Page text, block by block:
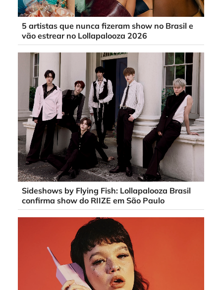
5 artistas que nunca fizeram show no Brasil e
vão estrear no Lollapalooza 2026
Sideshows by Flying Fish: Lollapalooza Brasil
confirma show do RIIZE em São Paulo